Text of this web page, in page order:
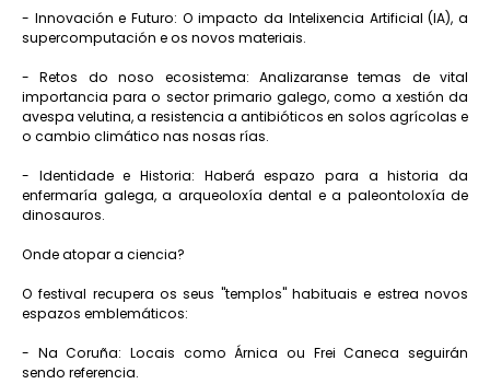
- Innovación e Futuro: O impacto da Intelixencia Artificial (IA), a
supercomputación e os novos materiais.
- Retos do noso ecosistema: Analizaranse temas de vital
importancia para o sector primario galego, como a xestión da
avespa velutina, a resistencia a antibióticos en solos agrícolas e
o cambio climático nas nosas rías.
- Identidade e Historia: Haberá espazo para a historia da
enfermaría galega, a arqueoloxía dental e a paleontoloxía de
dinosauros.
Onde atopar a ciencia?
O festival recupera os seus "templos" habituais e estrea novos
espazos emblemáticos:
- Na Coruña: Locais como Árnica ou Frei Caneca seguirán
sendo referencia.